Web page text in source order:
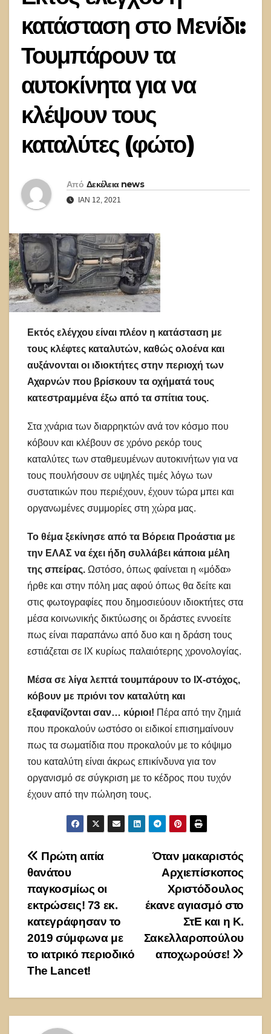
κατάσταση στο Μενίδι:
Τουμπάρουν τα
αυτοκίνητα για να
κλέψουν τους
καταλύτες (φώτο)
Από Δεκέλεια news
ΙΑΝ 12, 2021
Εκτός ελέγχου είναι πλέον η κατάσταση με
τους κλέφτες καταλυτών, καθώς ολοένα και
αυξάνονται οι ιδιοκτήτες στην περιοχή των
Αχαρνών που βρίσκουν τα οχήματά τους
κατεστραμμένα έξω από τα σπίτια τους.
Στα χνάρια των διαρρηκτών ανά τον κόσμο που
κόβουν και κλέβουν σε χρόνο ρεκόρ τους
καταλύτες των σταθμευμένων αυτοκινήτων για να
τους πουλήσουν σε υψηλές τιμές λόγω των
συστατικών που περιέχουν, έχουν τώρα μπει και
οργανωμένες συμμορίες στη χώρα μας.
Το θέμα ξεκίνησε από τα Βόρεια Προάστια με
την ΕΛΑΣ να έχει ήδη συλλάβει κάποια μέλη
της σπείρας. Ωστόσο, όπως φαίνεται η «μόδα»
ήρθε και στην πόλη μας αφού όπως θα δείτε και
στις φωτογραφίες που δημοσιεύουν ιδιοκτήτες στα
μέσα κοινωνικής δικτύωσης οι δράστες εννοείτε
πως είναι παραπάνω από δυο και η δράση τους
εστιάζεται σε ΙΧ κυρίως παλαιότερης χρονολογίας.
Μέσα σε λίγα λεπτά τουμπάρουν το ΙΧ-στόχος,
κόβουν με πριόνι τον καταλύτη και
εξαφανίζονται σαν… κύριοι! Πέρα από την ζημιά
που προκαλούν ωστόσο οι ειδικοί επισημαίνουν
πως τα σωματίδια που προκαλούν με το κόψιμο
του καταλύτη είναι άκρως επικίνδυνα για τον
οργανισμό σε σύγκριση με το κέδρος που τυχόν
έχουν από την πώληση τους.
Πλοήγηση
άρθρων
Όταν μακαριστός
Αρχιεπίσκοπος
Χριστόδουλος
έκανε αγιασμό στο
ΣτΕ και η Κ.
Σακελλαροπούλου
αποχωρούσε!
Πρώτη αιτία
θανάτου
παγκοσμίως οι
εκτρώσεις! 73 εκ.
κατεγράφησαν το
2019 σύμφωνα με
το ιατρικό περιοδικό
The Lancet!